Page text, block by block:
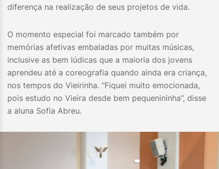
diferença na realização de seus projetos de vida.
O momento especial foi marcado também por
memórias afetivas embaladas por muitas músicas,
inclusive as bem lúdicas que a maioria dos jovens
aprendeu até a coreografia quando ainda era criança,
nos tempos do Vieirinha. “Fiquei muito emocionada,
pois estudo no Vieira desde bem pequenininha”, disse
a aluna Sofia Abreu.